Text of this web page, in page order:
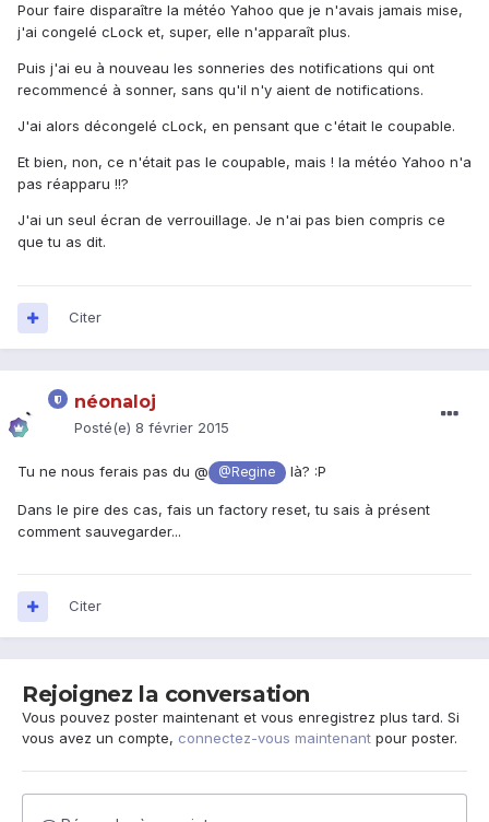
Pour faire disparaître la météo Yahoo que je n'avais jamais mise,
j'ai congelé cLock et, super, elle n'apparaît plus.
Puis j'ai eu à nouveau les sonneries des notifications qui ont
recommencé à sonner, sans qu'il n'y aient de notifications.
J'ai alors décongelé cLock, en pensant que c'était le coupable.
Et bien, non, ce n'était pas le coupable, mais ! la météo Yahoo n'a
pas réapparu !!?
J'ai un seul écran de verrouillage. Je n'ai pas bien compris ce
que tu as dit.
Citer
néonaloj
Posté(e) 8 février 2015
Tu ne nous ferais pas du @ @Regine là? :P
Dans le pire des cas, fais un factory reset, tu sais à présent
comment sauvegarder...
Citer
Rejoignez la conversation
Vous pouvez poster maintenant et vous enregistrez plus tard. Si
vous avez un compte, connectez-vous maintenant pour poster.